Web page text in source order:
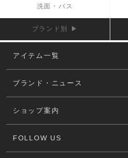
洗面・バス
ブランド別 ▶
アイテム一覧
ブランド・ニュース
ショップ案内
FOLLOW US